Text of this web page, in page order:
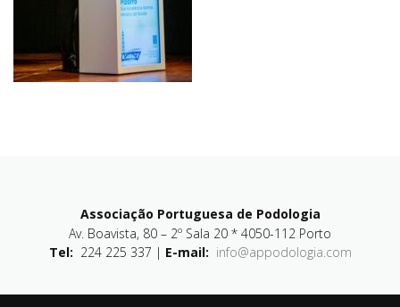
Associação Portuguesa de Podologia
Av. Boavista, 80 – 2º Sala 20 * 4050-112 Porto
Tel: 224 225 337 | E-mail: info@appodologia.com